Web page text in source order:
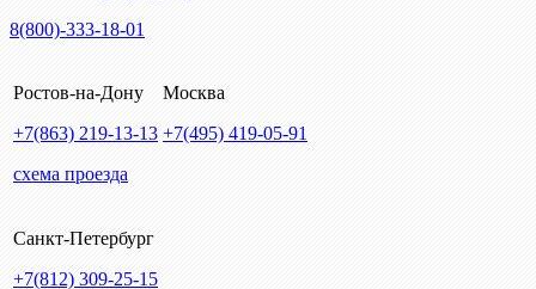
8(800)-333-18-01
Ростов-на-Дону
+7(863) 219-13-13
схема проезда
Москва
+7(495) 419-05-91
Санкт-Петербург
+7(812) 309-25-15